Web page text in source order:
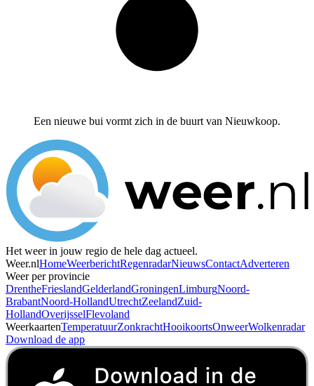
Een nieuwe bui vormt zich in de buurt van Nieuwkoop.
Het weer in jouw regio de hele dag actueel.
Weer.nlHomeWeerberichtRegenradarNieuwsContactAdverteren
Weer per provincie
DrentheFrieslandGelderlandGroningenLimburgNoord-
BrabantNoord-HollandUtrechtZeelandZuid-
HollandOverijsselFlevoland
WeerkaartenTemperatuurZonkrachtHooikoortsOnweerWolkenradar
Download de app